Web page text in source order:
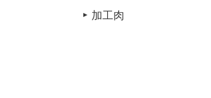
加工肉